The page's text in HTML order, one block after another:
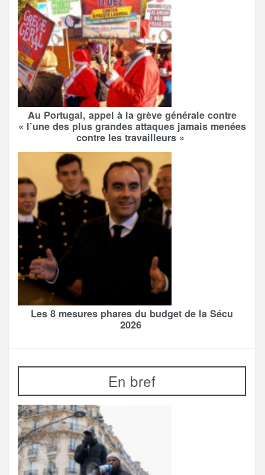
Au Portugal, appel à la grève générale contre
« l’une des plus grandes attaques jamais menées
contre les travailleurs »
Les 8 mesures phares du budget de la Sécu
2026
En bref